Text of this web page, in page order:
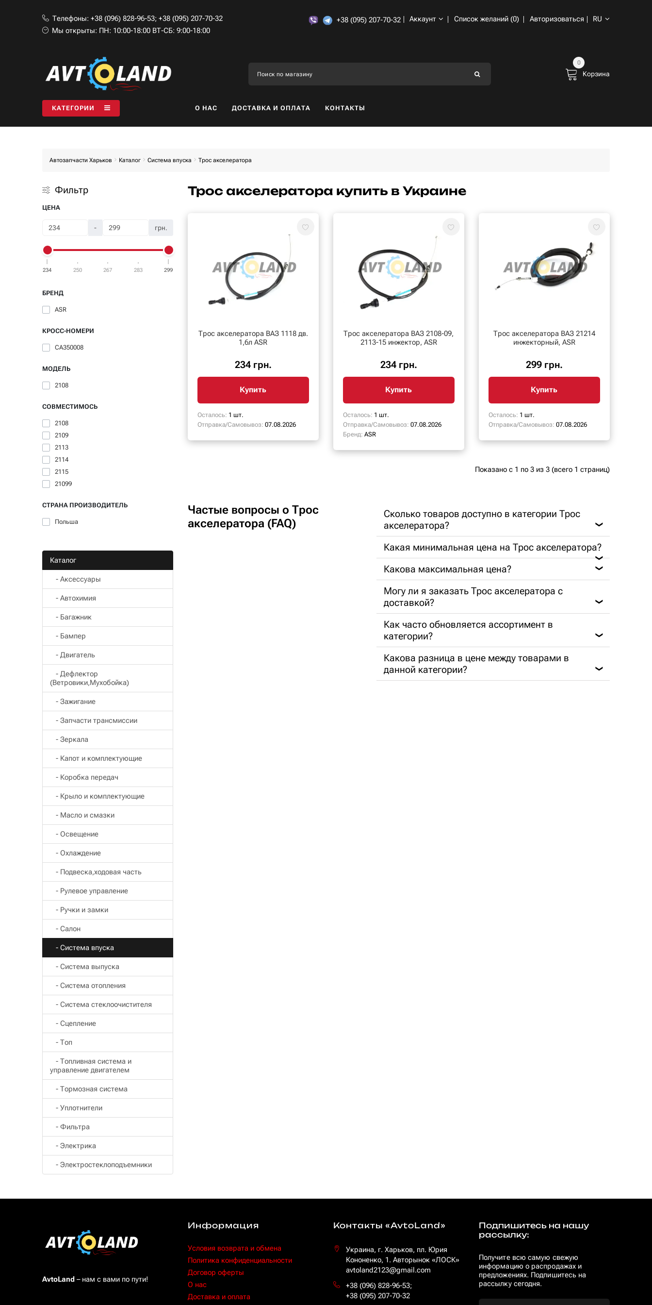
Телефоны: +38 (096) 828-96-53; +38 (095) 207-70-32
Мы открыты: ПН: 10:00-18:00 ВТ-СБ: 9:00-18:00
+38 (095) 207-70-32 Аккаунт Список желаний (0) Авторизоваться RU
Корзина
0
КАТЕГОРИИ O НАС ДОСТАВКА И ОПЛАТА КОНТАКТЫ
Автозапчасти Харьков Каталог Система впуска Трос акселератора
Фильтр
ЦЕНА
- грн.
234 250 267 283 299
БРЕНД
ASR
КРОСС-НОМЕРИ
CA350008
МОДЕЛЬ
2108
СОВМЕСТИМОСЬ
2108
2109
2113
2114
2115
21099
СТРАНА ПРОИЗВОДИТЕЛЬ
Польша
Каталог
- Aксессуары
- Автохимия
- Багажник
- Бампер
- Двигатель
- Дефлектор
(Ветровики,Мухобойка)
- Зажигание
- Запчасти трансмиссии
- Зеркала
- Капот и комплектующие
- Коробка передач
- Крыло и комплектующие
- Масло и смазки
- Освещение
- Охлаждение
- Подвеска,ходовая часть
- Рулевое управление
- Ручки и замки
- Салон
- Система впуска
- Система выпуска
- Система отопления
- Система стеклоочистителя
- Сцепление
- Топ
- Топливная система и
управление двигателем
- Тормозная система
- Уплотнители
- Фильтра
- Электрика
- Электростеклоподъемники
Трос акселератора купить в Украине
Трос акселератора ВАЗ 1118 дв.
1,6л ASR
234 грн.
Купить
Осталось: 1 шт.
Отправка/Самовывоз: 07.08.2026
Трос акселератора ВАЗ 2108-09,
2113-15 инжектор, ASR
234 грн.
Купить
Осталось: 1 шт.
Отправка/Самовывоз: 07.08.2026
Бренд: ASR
Трос акселератора ВАЗ 21214
инжекторный, ASR
299 грн.
Купить
Осталось: 1 шт.
Отправка/Самовывоз: 07.08.2026
Показано с 1 по 3 из 3 (всего 1 страниц)
Частые вопросы о Трос
акселератора (FAQ)
Сколько товаров доступно в категории Трос
акселератора?
❯
Какая минимальная цена на Трос акселератора?
❯
Какова максимальная цена? ❯
Могу ли я заказать Трос акселератора с
доставкой?
❯
Как часто обновляется ассортимент в
категории?
❯
Какова разница в цене между товарами в
данной категории?
❯
AvtoLand – нам с вами по пути!
Информация
Условия возврата и обмена
Политика конфиденциальности
Договор оферты
O нас
Доставка и оплата
Контакты «AvtoLand»
Украина, г. Харьков, пл. Юрия
Кононенко, 1. Авторынок «ЛОСК»
avtoland2123@gmail.com
+38 (096) 828-96-53;
+38 (095) 207-70-32
Подпишитесь на нашу
рассылку:
Получите всю самую свежую
информацию о распродажах и
предложениях. Подпишитесь на
рассылку сегодня.